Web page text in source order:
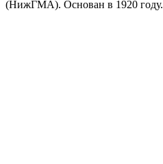
(НижГМА). Основан в 1920 году.